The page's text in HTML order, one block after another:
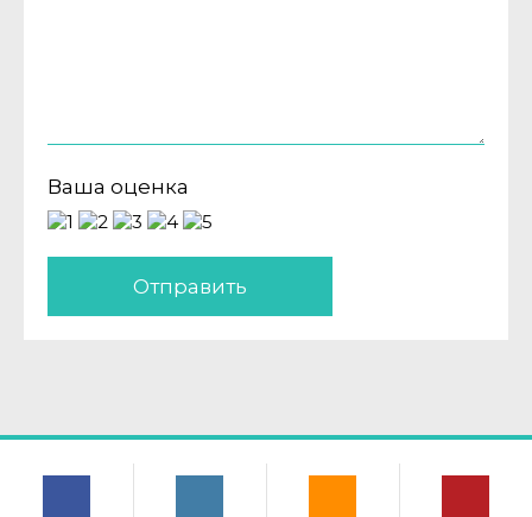
Ваша оценка
Отправить